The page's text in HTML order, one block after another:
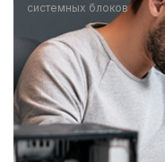
системных блоков